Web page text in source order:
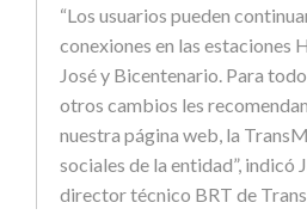
“Los usuarios pueden
conexiones en las estaciones
José y Bicentenario. Para
otros cambios les
nuestra página web, la
sociales de la entidad”, indicó
director técnico BRT de